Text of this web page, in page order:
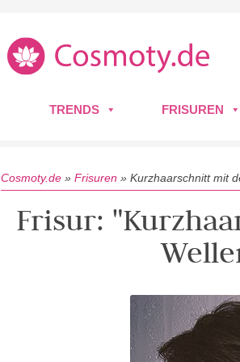
TRENDS FRISUREN
Cosmoty.de » Frisuren » Kurzhaarschnitt mit
Frisur: